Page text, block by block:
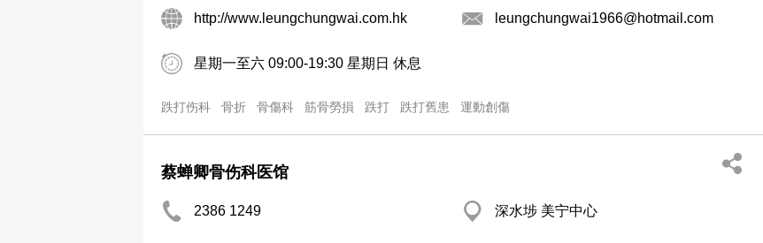
http://www.leungchungwai.com.hk leungchungwai1966@hotmail.com
星期一至六 09:00-19:30 星期日 休息
跌打伤科 骨折 骨傷科 筋骨勞損 跌打 跌打舊患 運動創傷
蔡蝉卿骨伤科医馆
2386 1249 深水埗 美宁中心